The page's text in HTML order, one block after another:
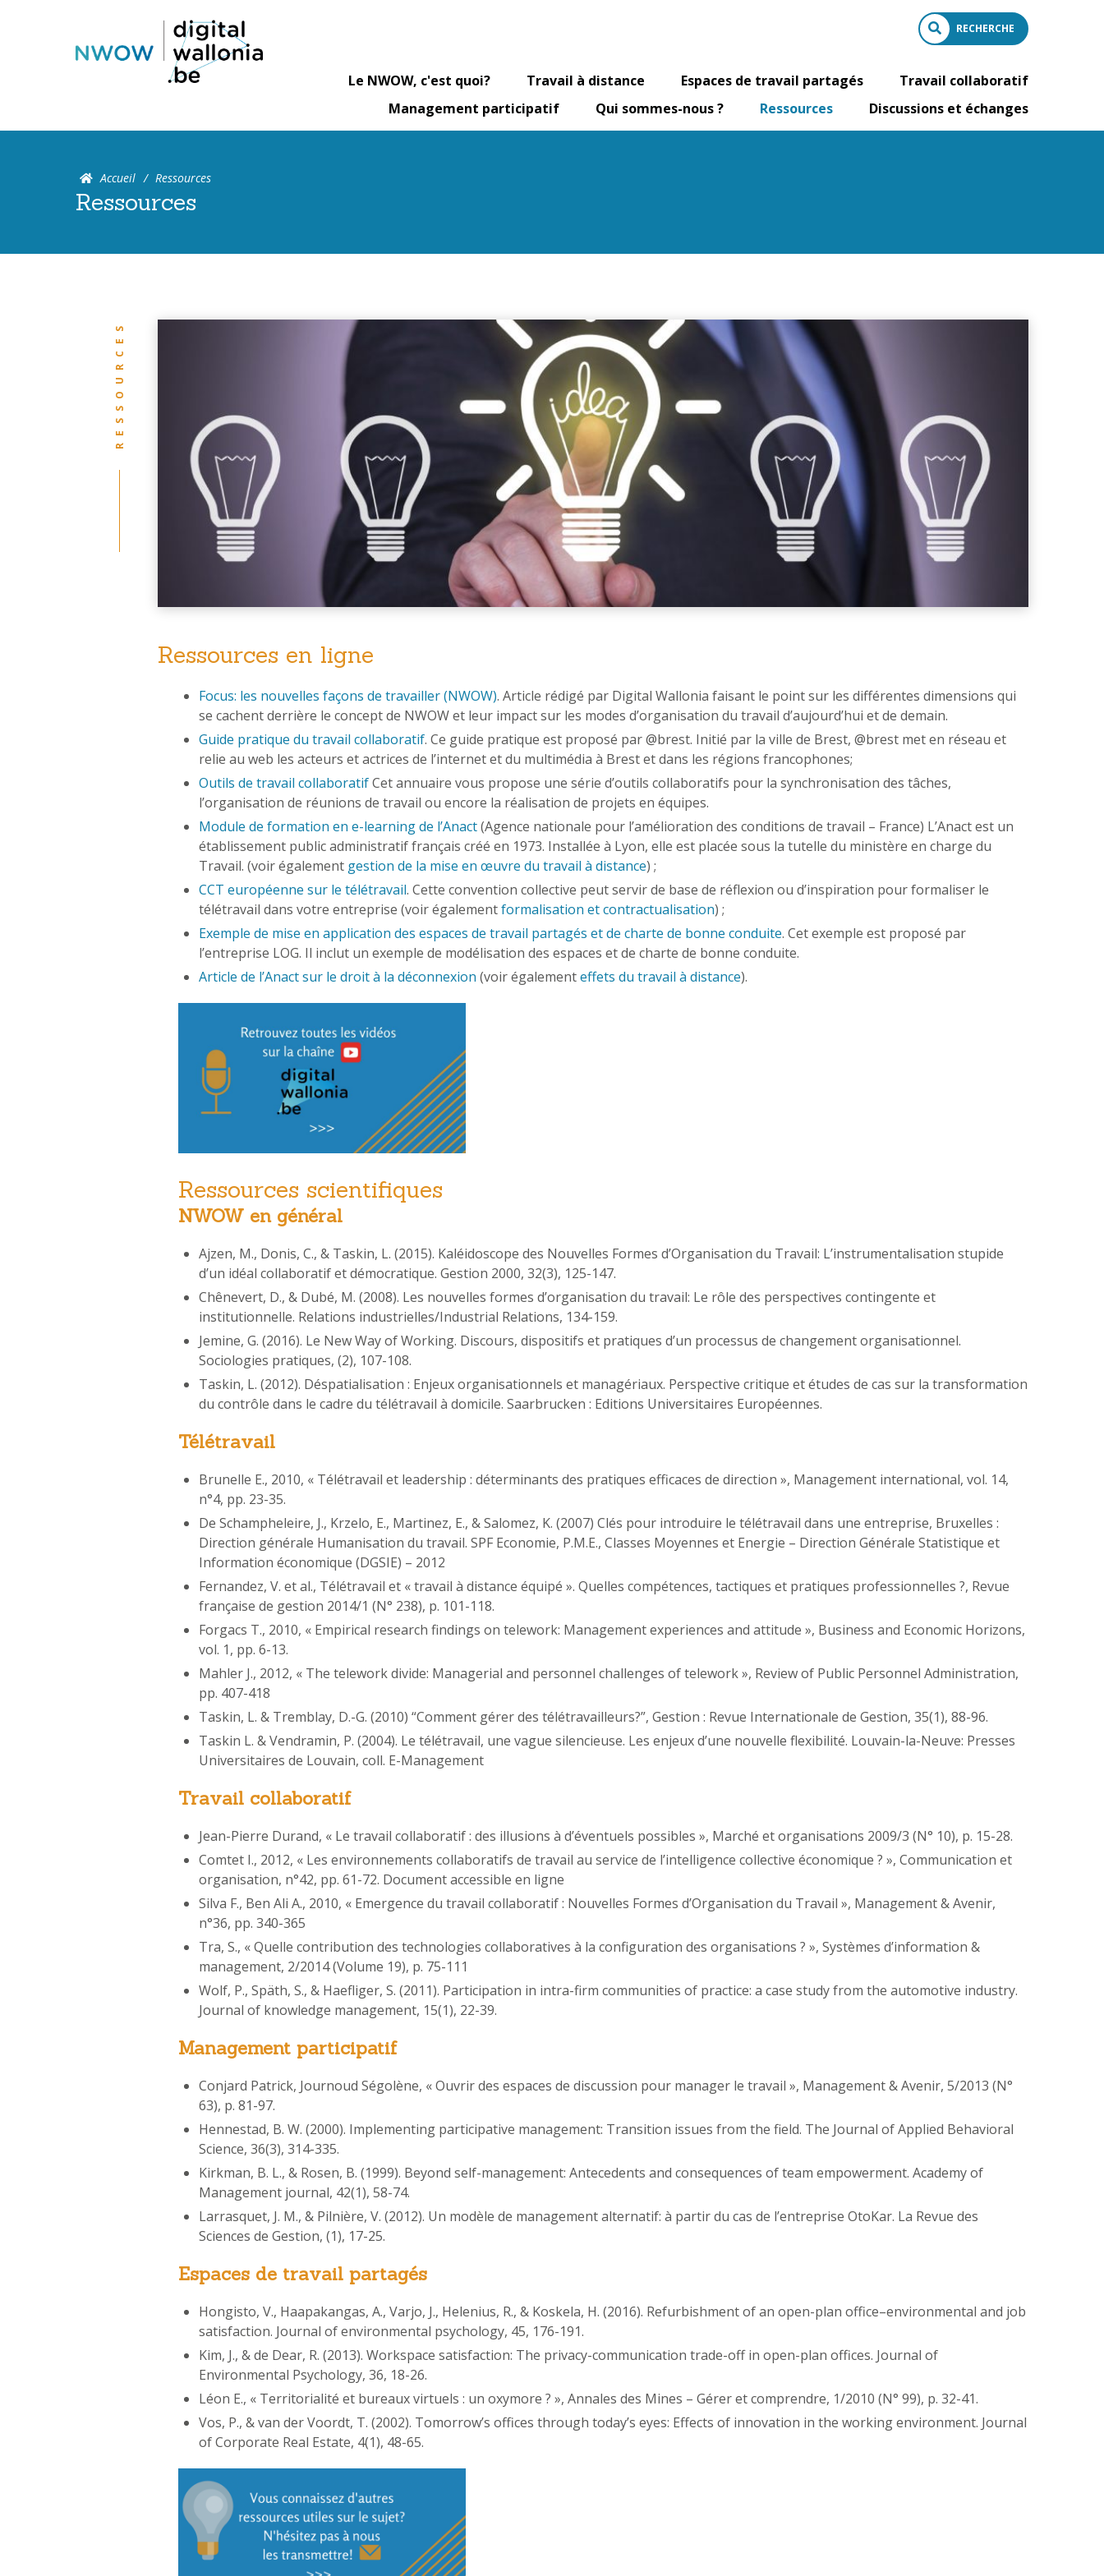
RECHERCHE
Le NWOW, c'est quoi? Travail à distance Espaces de travail partagés
Travail collaboratif
Management participatif
Qui sommes-nous ? Ressources Discussions et échanges
Accueil Ressources
Ressources
RESSOURCES
Ressources en ligne
Focus: les nouvelles façons de travailler (NWOW). Article rédigé par Digital Wallonia faisant le point sur les différentes dimensions qui
se cachent derrière le concept de NWOW et leur impact sur les modes d’organisation du travail d’aujourd’hui et de demain.
Guide pratique du travail collaboratif. Ce guide pratique est proposé par @brest. Initié par la ville de Brest, @brest met en réseau et
relie au web les acteurs et actrices de l’internet et du multimédia à Brest et dans les régions francophones;
Outils de travail collaboratifCet annuaire vous propose une série d’outils collaboratifs pour la synchronisation des tâches,
l’organisation de réunions de travail ou encore la réalisation de projets en équipes.
Module de formation en e-learning de l’Anact(Agence nationale pour l’amélioration des conditions de travail – France) L’Anact est un
établissement public administratif français créé en 1973. Installée à Lyon, elle est placée sous la tutelle du ministère en charge du
Travail. (voir également gestion de la mise en œuvre du travail à distance) ;
CCT européenne sur le télétravail. Cette convention collective peut servir de base de réflexion ou d’inspiration pour formaliser le
télétravail dans votre entreprise (voir égalementformalisation et contractualisation) ;
Exemple de mise en application des espaces de travail partagés et de charte de bonne conduite. Cet exemple est proposé par
l’entreprise LOG. Il inclut un exemple de modélisation des espaces et de charte de bonne conduite.
Article de l’Anact sur le droit à la déconnexion (voir égalementeffets du travail à distance).
Ressources scientifiques
NWOW en général
Ajzen, M., Donis, C., & Taskin, L. (2015). Kaléidoscope des Nouvelles Formes d’Organisation du Travail: L’instrumentalisation stupide
d’un idéal collaboratif et démocratique. Gestion 2000, 32(3), 125-147.
Chênevert, D., & Dubé, M. (2008). Les nouvelles formes d’organisation du travail: Le rôle des perspectives contingente et
institutionnelle. Relations industrielles/Industrial Relations, 134-159.
Jemine, G. (2016). Le New Way of Working. Discours, dispositifs et pratiques d’un processus de changement organisationnel.
Sociologies pratiques, (2), 107-108.
Taskin, L. (2012). Déspatialisation : Enjeux organisationnels et managériaux. Perspective critique et études de cas sur la transformation
du contrôle dans le cadre du télétravail à domicile. Saarbrucken : Editions Universitaires Européennes.
Télétravail
Brunelle E., 2010, « Télétravail et leadership : déterminants des pratiques efficaces de direction », Management international, vol. 14,
n°4, pp. 23-35.
De Schampheleire, J., Krzelo, E., Martinez, E., & Salomez, K. (2007) Clés pour introduire le télétravail dans une entreprise, Bruxelles :
Direction générale Humanisation du travail. SPF Economie, P.M.E., Classes Moyennes et Energie – Direction Générale Statistique et
Information économique (DGSIE) – 2012
Fernandez, V. et al., Télétravail et « travail à distance équipé ». Quelles compétences, tactiques et pratiques professionnelles ?, Revue
française de gestion 2014/1 (N° 238), p. 101-118.
Forgacs T., 2010, « Empirical research findings on telework: Management experiences and attitude », Business and Economic Horizons,
vol. 1, pp. 6-13.
Mahler J., 2012, « The telework divide: Managerial and personnel challenges of telework », Review of Public Personnel Administration,
pp. 407-418
Taskin, L. & Tremblay, D.-G. (2010) “Comment gérer des télétravailleurs?”, Gestion : Revue Internationale de Gestion, 35(1), 88-96.
Taskin L. & Vendramin, P. (2004). Le télétravail, une vague silencieuse. Les enjeux d’une nouvelle flexibilité. Louvain-la-Neuve: Presses
Universitaires de Louvain, coll. E-Management
Travail collaboratif
Jean-Pierre Durand, « Le travail collaboratif : des illusions à d’éventuels possibles », Marché et organisations 2009/3 (N° 10), p. 15-28.
Comtet I., 2012, « Les environnements collaboratifs de travail au service de l’intelligence collective économique ? », Communication et
organisation, n°42, pp. 61-72. Document accessible en ligne
Silva F., Ben Ali A., 2010, « Emergence du travail collaboratif : Nouvelles Formes d’Organisation du Travail », Management & Avenir,
n°36, pp. 340-365
Tra, S., « Quelle contribution des technologies collaboratives à la configuration des organisations ? », Systèmes d’information &
management, 2/2014 (Volume 19), p. 75-111
Wolf, P., Späth, S., & Haefliger, S. (2011). Participation in intra-firm communities of practice: a case study from the automotive industry.
Journal of knowledge management, 15(1), 22-39.
Management participatif
Conjard Patrick, Journoud Ségolène, « Ouvrir des espaces de discussion pour manager le travail », Management & Avenir, 5/2013 (N°
63), p. 81-97.
Hennestad, B. W. (2000). Implementing participative management: Transition issues from the field. The Journal of Applied Behavioral
Science, 36(3), 314-335.
Kirkman, B. L., & Rosen, B. (1999). Beyond self-management: Antecedents and consequences of team empowerment. Academy of
Management journal, 42(1), 58-74.
Larrasquet, J. M., & Pilnière, V. (2012). Un modèle de management alternatif: à partir du cas de l’entreprise OtoKar. La Revue des
Sciences de Gestion, (1), 17-25.
Espaces de travail partagés
Hongisto, V., Haapakangas, A., Varjo, J., Helenius, R., & Koskela, H. (2016). Refurbishment of an open-plan office–environmental and job
satisfaction. Journal of environmental psychology, 45, 176-191.
Kim, J., & de Dear, R. (2013). Workspace satisfaction: The privacy-communication trade-off in open-plan offices. Journal of
Environmental Psychology, 36, 18-26.
Léon E., « Territorialité et bureaux virtuels : un oxymore ? », Annales des Mines – Gérer et comprendre, 1/2010 (N° 99), p. 32-41.
Vos, P., & van der Voordt, T. (2002). Tomorrow’s offices through today’s eyes: Effects of innovation in the working environment. Journal
of Corporate Real Estate, 4(1), 48-65.